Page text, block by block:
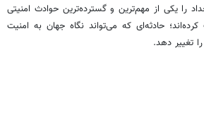
را یکی از مهم‌ترین و گسترده‌ترین حوادث امنیتی
حادثه‌ای که می‌تواند نگاه جهان به امنیت
تغییر دهد.